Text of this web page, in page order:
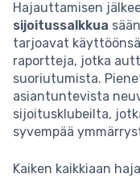
Hajauttamisen
sijoitussalkkua
tarjoavat
raportteja, jotka
suoriutumista.
asiantuntevista
sijoitusklubeilta,
syvempää
Kaiken kaikkiaan